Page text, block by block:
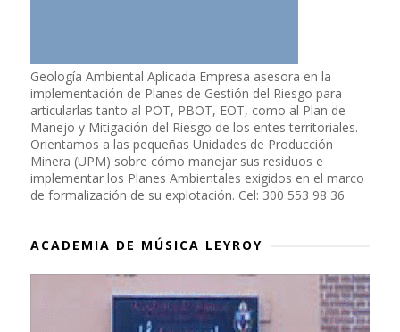
Geología Ambiental Aplicada Empresa asesora en la
implementación de Planes de Gestión del Riesgo para
articularlas tanto al POT, PBOT, EOT, como al Plan de
Manejo y Mitigación del Riesgo de los entes territoriales.
Orientamos a las pequeñas Unidades de Producción
Minera (UPM) sobre cómo manejar sus residuos e
implementar los Planes Ambientales exigidos en el marco
de formalización de su explotación. Cel: 300 553 98 36
ACADEMIA DE MÚSICA LEYROY